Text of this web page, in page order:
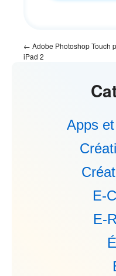
← Adobe Photoshop Touch
iPad 2
Apps
E-
E-